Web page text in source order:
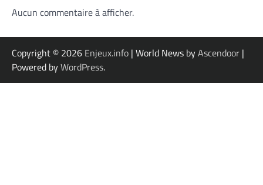
Aucun commentaire à afficher.
Copyright © 2026 Enjeux.info | World News byAscendoor |
Powered byWordPress.